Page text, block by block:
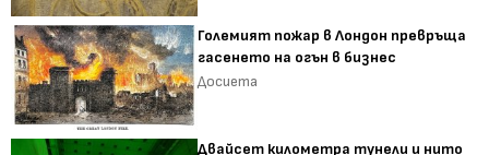
Големият пожар в Лондон превръща
гасенето на огън в бизнес
Досиета
Двайсет километра тунели и нито